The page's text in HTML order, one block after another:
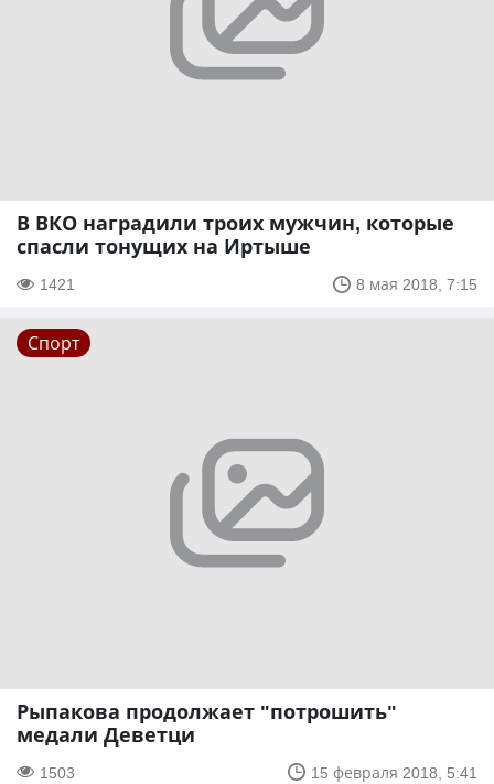
В ВКО наградили троих мужчин, которые
спасли тонущих на Иртыше
1421 8 мая 2018, 7:15
Спорт
Рыпакова продолжает "потрошить"
медали Деветци
1503 15 февраля 2018, 5:41